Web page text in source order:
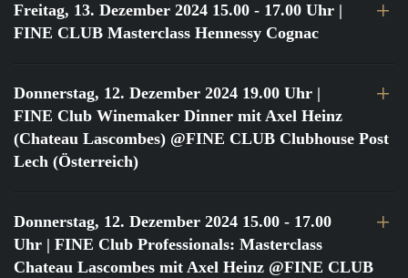
Freitag, 13. Dezember 2024 15.00 - 17.00 Uhr |
FINE CLUB Masterclass Hennessy Cognac
Donnerstag, 12. Dezember 2024 19.00 Uhr |
FINE Club Winemaker Dinner mit Axel Heinz
(Chateau Lascombes) @FINE CLUB Clubhouse Post
Lech (Österreich)
Donnerstag, 12. Dezember 2024 15.00 - 17.00
Uhr | FINE Club Professionals: Masterclass
Chateau Lascombes mit Axel Heinz @FINE CLUB